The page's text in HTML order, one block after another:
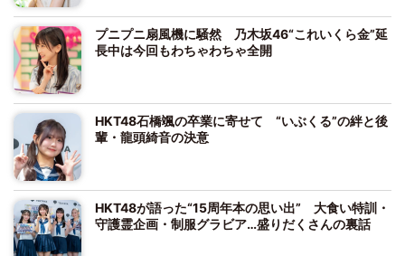
プニプニ扇風機に騒然 乃木坂46“これいくら金”延
長中は今回もわちゃわちゃ全開
HKT48石橋颯の卒業に寄せて “いぶくる”の絆と後
輩・龍頭綺音の決意
HKT48が語った“15周年本の思い出” 大食い特訓・
守護霊企画・制服グラビア…盛りだくさんの裏話